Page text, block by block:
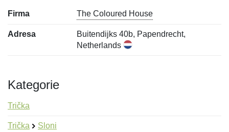
Firma The Coloured House
Adresa
Buitendijks 40b, Papendrecht,
Netherlands
Kategorie
Trička
Trička Sloni